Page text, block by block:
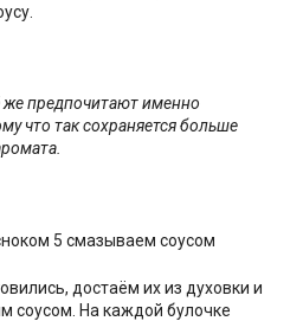
предпочитают именно
что так сохраняется больше
достаём их из духовки и
соусом. На каждой булочке